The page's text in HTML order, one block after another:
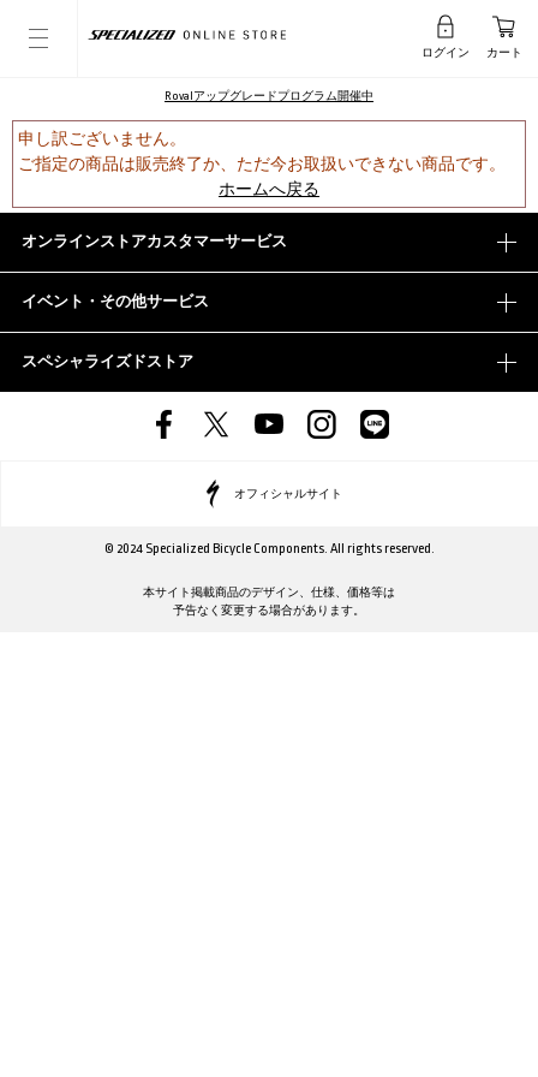
ログイン カート
Rovalアップグレードプログラム開催中
申し訳ございません。
ご指定の商品は販売終了か、ただ今お取扱いできない商品です。
ホームへ戻る
オンラインストアカスタマーサービス
イベント・その他サービス
スペシャライズドストア
オフィシャルサイト
© 2024 Specialized Bicycle Components. All rights reserved.
本サイト掲載商品のデザイン、仕様、価格等は
予告なく変更する場合があります。